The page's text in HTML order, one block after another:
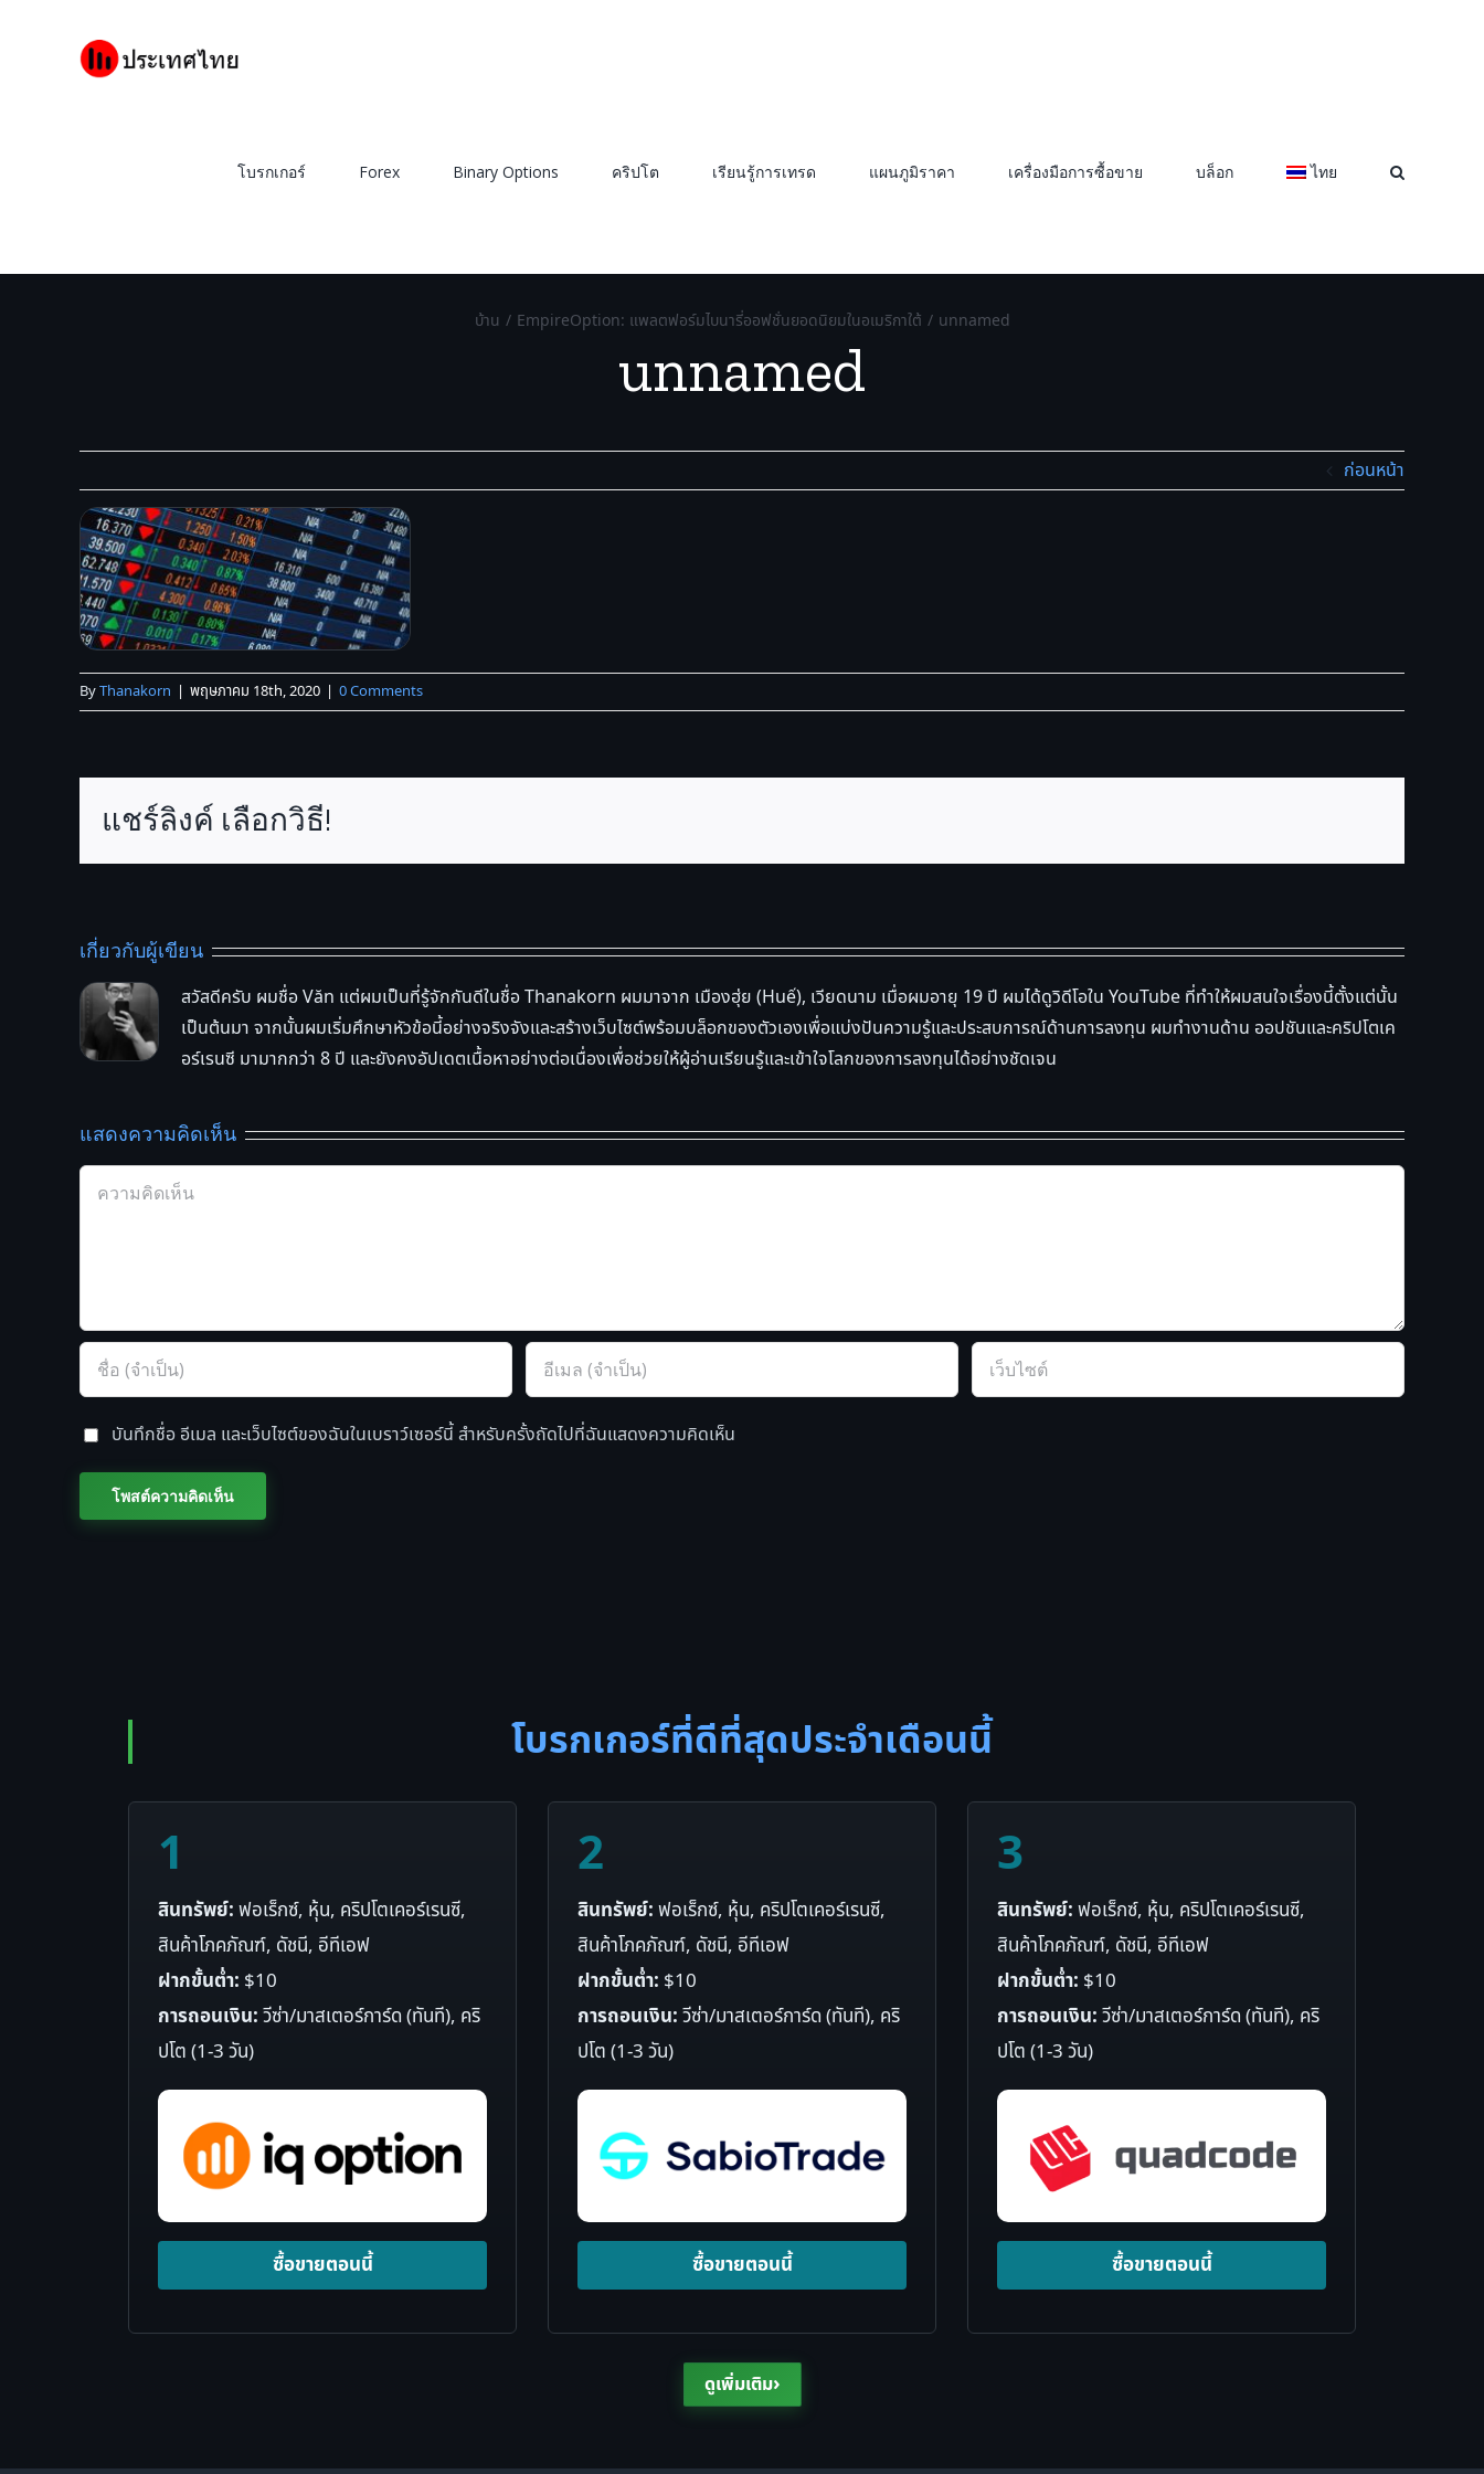
โบรกเกอร์ Forex Binary Options คริปโต เรียนรู้การเทรด แผนภูมิราคา เครื่องมือการซื้อขาย บล็อก ไทย
บ้าน / EmpireOption: แพลตฟอร์มไบนารี่ออฟชั่นยอดนิยมในอเมริกาใต้ / unnamed
unnamed
ก่อนหน้า
ByThanakorn | พฤษภาคม 18th, 2020 | 0 Comments
แชร์ลิงค์ เลือกวิธี!
เกี่ยวกับผู้เขียน
สวัสดีครับ ผมชื่อ Văn แต่ผมเป็นที่รู้จักกันดีในชื่อ Thanakorn ผมมาจาก เมืองฮุ่ย (Huế), เวียดนาม เมื่อผมอายุ 19 ปี ผมได้ดูวิดีโอใน YouTube ที่ทำให้ผมสนใจเรื่องนี้ตั้งแต่นั้น
เป็นต้นมา จากนั้นผมเริ่มศึกษาหัวข้อนี้อย่างจริงจังและสร้างเว็บไซต์พร้อมบล็อกของตัวเองเพื่อแบ่งปันความรู้และประสบการณ์ด้านการลงทุน ผมทำงานด้าน ออปชันและคริปโตเค
อร์เรนซี มามากกว่า 8 ปี และยังคงอัปเดตเนื้อหาอย่างต่อเนื่องเพื่อช่วยให้ผู้อ่านเรียนรู้และเข้าใจโลกของการลงทุนได้อย่างชัดเจน
แสดงความคิดเห็น
Comment
บันทึกชื่อ อีเมล และเว็บไซต์ของฉันในเบราว์เซอร์นี้ สำหรับครั้งถัดไปที่ฉันแสดงความคิดเห็น
โบรกเกอร์ที่ดีที่สุดประจำเดือนนี้
1
สินทรัพย์:ฟอเร็กซ์, หุ้น, คริปโตเคอร์เรนซี,
สินค้าโภคภัณฑ์, ดัชนี, อีทีเอฟ
ฝากขั้นต่ำ: $10
การถอนเงิน:วีซ่า/มาสเตอร์การ์ด (ทันที), คริ
ปโต (1-3 วัน)
ซื้อขายตอนนี้
2
สินทรัพย์:ฟอเร็กซ์, หุ้น, คริปโตเคอร์เรนซี,
สินค้าโภคภัณฑ์, ดัชนี, อีทีเอฟ
ฝากขั้นต่ำ: $10
การถอนเงิน:วีซ่า/มาสเตอร์การ์ด (ทันที), คริ
ปโต (1-3 วัน)
ซื้อขายตอนนี้
3
สินทรัพย์:ฟอเร็กซ์, หุ้น, คริปโตเคอร์เรนซี,
สินค้าโภคภัณฑ์, ดัชนี, อีทีเอฟ
ฝากขั้นต่ำ: $10
การถอนเงิน:วีซ่า/มาสเตอร์การ์ด (ทันที), คริ
ปโต (1-3 วัน)
ซื้อขายตอนนี้
ดูเพิ่มเติม›